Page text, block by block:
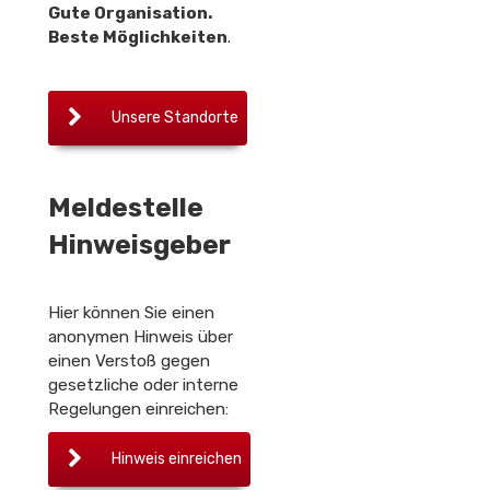
Gute Organisation.
Beste Möglichkeiten.
Unsere Standorte
Meldestelle
Hinweisgeber
Hier können Sie einen
anonymen Hinweis über
einen Verstoß gegen
gesetzliche oder interne
Regelungen einreichen:
Hinweis einreichen